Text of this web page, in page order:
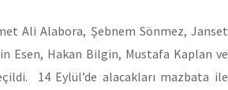
Ali Alabora, Şebnem Sönmez, Janset
Esen, Hakan Bilgin, Mustafa Kaplan ve
14 Eylül’de alacakları mazbata ile